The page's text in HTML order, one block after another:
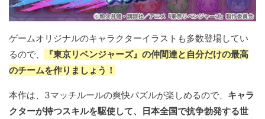
ゲームオリジナルのキャラクターイラストも多数登場してい
るので、
『東京リベンジャーズ』の仲間達と自分だけの最高
のチームを作りましょう！
本作は、3マッチルールの爽快パズルが楽しめるので、 キャラ
クターが持つスキルを駆使して、日本全国で抗争勃発する世